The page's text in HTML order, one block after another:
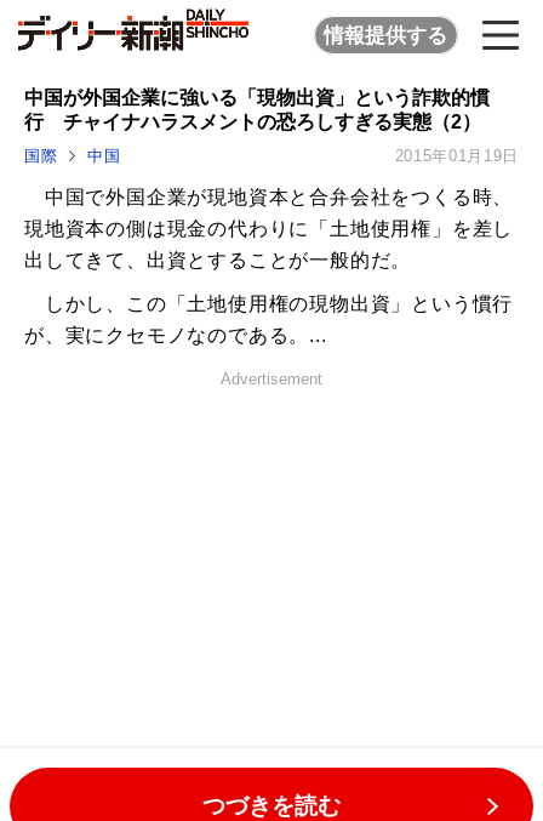
情報提供する
中国が外国企業に強いる「現物出資」という詐欺的慣
行 チャイナハラスメントの恐ろしすぎる実態（2）
国際 中国 2015年01月19日
中国で外国企業が現地資本と合弁会社をつくる時、
現地資本の側は現金の代わりに「土地使用権」を差し
出してきて、出資とすることが一般的だ。
しかし、この「土地使用権の現物出資」という慣行
が、実にクセモノなのである。...
Advertisement
つづきを読む